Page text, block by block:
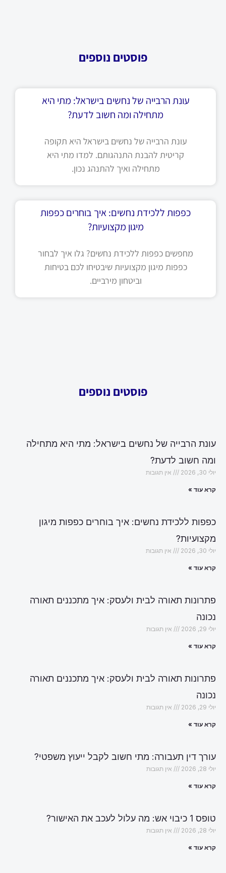
פוסטים נוספים
עונת הרבייה של נחשים בישראל: מתי היא
מתחילה ומה חשוב לדעת?
עונת הרבייה של נחשים בישראל היא תקופה
קריטית להבנת התנהגותם. למדו מתי היא
מתחילה ואיך להתנהג נכון.
כפפות ללכידת נחשים: איך בוחרים כפפות
מיגון מקצועיות?
מחפשים כפפות ללכידת נחשים? גלו איך לבחור
כפפות מיגון מקצועיות שיבטיחו לכם בטיחות
וביטחון מירביים.
פוסטים נוספים
עונת הרבייה של נחשים בישראל: מתי היא מתחילה
ומה חשוב לדעת?
יולי 30, 2026 אין תגובות
קרא עוד »
כפפות ללכידת נחשים: איך בוחרים כפפות מיגון
מקצועיות?
יולי 30, 2026 אין תגובות
קרא עוד »
פתרונות תאורה לבית ולעסק: איך מתכננים תאורה
נכונה
יולי 29, 2026 אין תגובות
קרא עוד »
פתרונות תאורה לבית ולעסק: איך מתכננים תאורה
נכונה
יולי 29, 2026 אין תגובות
קרא עוד »
עורך דין תעבורה: מתי חשוב לקבל ייעוץ משפטי?
יולי 28, 2026 אין תגובות
קרא עוד »
טופס 1 כיבוי אש: מה עלול לעכב את האישור?
יולי 28, 2026 אין תגובות
קרא עוד »